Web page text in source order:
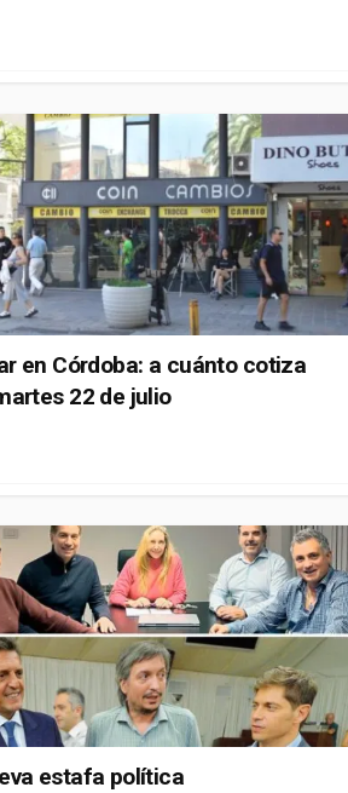
en Córdoba: a cuánto cotiza
22 de julio
estafa política